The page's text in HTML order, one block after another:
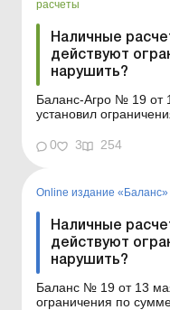
расчеты
Наличные
действуют
нарушить?
Баланс-Агро № 19 от
установил
этих ограничений к
наличным...
0 3 254
Online издание «Баланс»
Наличные
действуют
нарушить?
Баланс № 19 от 13
ограничения по